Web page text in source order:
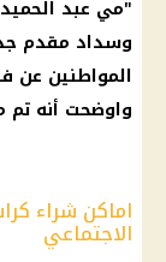
"مي عبد
وسداد مقدم
المواطنين عن
واوضحت أنه تم مد
اماكن شراء
الاجتماعي